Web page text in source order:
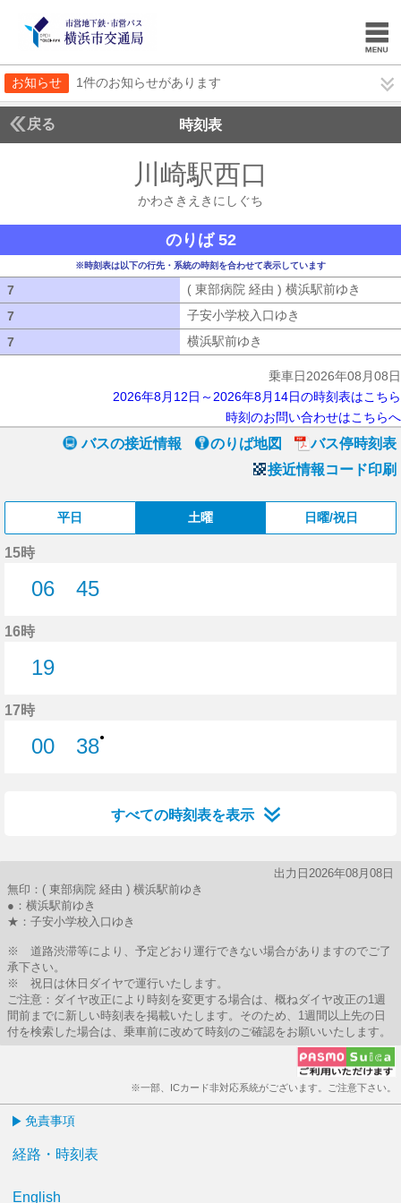
お知らせ 1件のお知らせがあります
戻る 時刻表
川崎駅西口
かわさきえきにしぐち
のりば 52
※時刻表は以下の行先・系統の時刻を合わせて表示しています
7 ( 東部病院 経由 ) 横浜駅前ゆき
7
子安小学校入口ゆき
7
横浜駅前ゆき
乗車日2026年08月08日
2026年8月12日～2026年8月14日の時刻表はこちら
時刻のお問い合わせはこちらへ
バスの接近情報 のりば地図
バス停時刻表
接近情報コード印刷
平日 土曜 日曜/祝日
15時
06
45
16時
19
17時
00
38●
すべての時刻表を表示
出力日2026年08月08日
無印：( 東部病院 経由 ) 横浜駅前ゆき
●：横浜駅前ゆき
★：子安小学校入口ゆき
※ 道路渋滞等により、予定どおり運行できない場合がありますのでご了
承下さい。
※ 祝日は休日ダイヤで運行いたします。
ご注意：ダイヤ改正により時刻を変更する場合は、概ねダイヤ改正の1週
間前までに新しい時刻表を掲載いたします。そのため、1週間以上先の日
付を検索した場合は、乗車前に改めて時刻のご確認をお願いいたします。
※一部、ICカード非対応系統がございます。ご注意下さい。
免責事項
経路・時刻表
English